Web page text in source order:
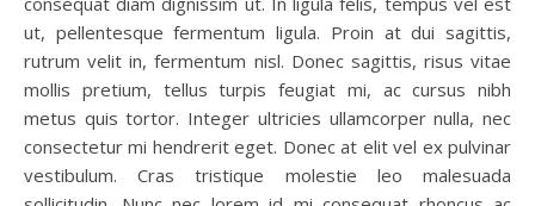
ut, pellentesque fermentum ligula. Proin at dui sagittis,
rutrum velit in, fermentum nisl. Donec sagittis, risus vitae
mollis pretium, tellus turpis feugiat mi, ac cursus nibh
metus quis tortor. Integer ultricies ullamcorper nulla, nec
consectetur mi hendrerit eget. Donec at elit vel ex pulvinar
vestibulum. Cras tristique molestie leo malesuada